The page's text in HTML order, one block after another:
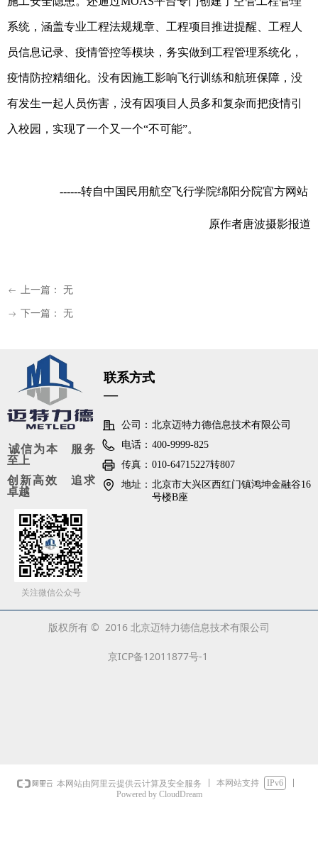
系统，涵盖专业工程法规规章、工程项目推进提醒、工程人
员信息记录、疫情管控等模块，务实做到工程管理系统化，
疫情防控精细化。没有因施工影响飞行训练和航班保障，没
有发生一起人员伤害，没有因项目人员多和复杂而把疫情引
入校园，实现了一个又一个“不可能”。
------转自中国民用航空飞行学院绵阳分院官方网站
原作者唐波摄影报道
ꂃ 上一篇： 无
ꁹ 下一篇： 无
联系方式
—
关注微信公众号
版权所有 © 2016 北京迈特力德信息技术有限公司
京ICP备12011877号-1
公司： 北京迈特力德信息技术有限公司
电话： 400-9999-825
传真： 010-64715227转807
地址： 北京市大兴区西红门镇鸿坤金融谷16
号楼B座
诚信为本 服务
至上
创新高效 追求
卓越
本网站由阿里云提供云计算及安全服务 本网站支持
IPv6
Powered by CloudDream